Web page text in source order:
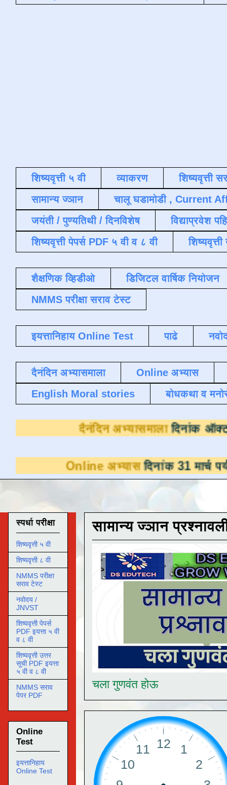
शिष्यवृत्ती ५ वी व्याकरण
शिष्यवृत्ती
सामान्य ज्ञान
चालू घडामोडी , Current
जयंती / पुण्यतिथी / दिनविशेष
विद्याप्रवेश
शिष्यवृत्ती पेपर्स PDF ५ वी व ८ वी
शैक्षणिक व्हिडीओ
डिजिटल वार्षिक नियोजन
NMMS परीक्षा सराव टेस्ट
इयत्तानिहाय Online Test पाढे
दैनंदिन अभ्यासमाला
Online अभ्यास
English Moral stories
बोधकथा व
दैनंदिन अभ्यासमाला
Online अभ्यासदिनांक 31 मार्च पर्यंत
सामान्य ज्ञान
चला गुणवंत होऊ
स्पर्धा परीक्षा
शिष्यवृत्ती ५ वी
शिष्यवृत्ती ८ वी
NMMS परीक्षा
सराव टेस्ट
नवोदय /
JNVST
शिष्यवृत्ती पेपर्स
PDF इयत्ता ५ वी
व ८ वी
शिष्यवृत्ती उत्तर
सूची PDF इयत्ता
५ वी व ८ वी
NMMS सराव
पेपर PDF
Online
Test
इयत्तानिहाय
Online Test